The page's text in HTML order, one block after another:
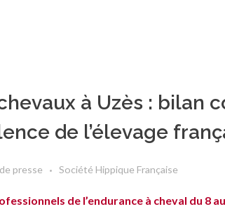
à Uzès : bilan
de l’élevage
presse Société Hippique Française
de l’endurance à cheval du 8